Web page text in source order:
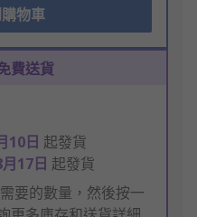
物車
費送貨
10日 起發貨
17日 起發貨
要的數量，然後按一